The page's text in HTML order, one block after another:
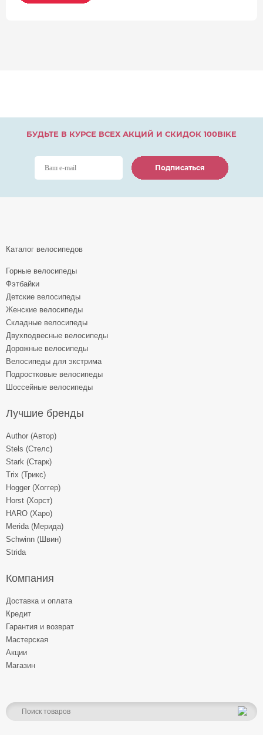
БУДЬТЕ В КУРСЕ ВСЕХ АКЦИЙ И СКИДОК 100BIKE
Подписаться
Подписаться
Подписаться
Каталог велосипедов
Горные велосипеды
Фэтбайки
Детские велосипеды
Женские велосипеды
Складные велосипеды
Двухподвесные велосипеды
Дорожные велосипеды
Велосипеды для экстрима
Подростковые велосипеды
Шоссейные велосипеды
Лучшие бренды
Author (Автор)
Stels (Стелс)
Stark (Старк)
Trix (Трикс)
Hogger (Хоггер)
Horst (Хорст)
HARO (Харо)
Merida (Мерида)
Schwinn (Швин)
Strida
Компания
Доставка и оплата
Кредит
Гарантия и возврат
Мастерская
Акции
Магазин